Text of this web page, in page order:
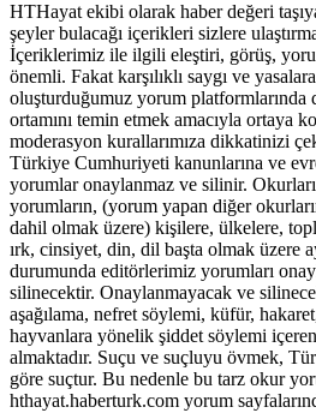
HTHayat ekibi olarak haber değeri
şeyler bulacağı içerikleri sizlere
İçeriklerimiz ile ilgili eleştiri, görüş,
önemli. Fakat karşılıklı saygı ve
oluşturduğumuz yorum platformlarında
ortamını temin etmek amacıyla ortaya
moderasyon kurallarımıza dikkatinizi
Türkiye Cumhuriyeti kanunlarına ve
yorumlar onaylanmaz ve silinir.
yorumların, (yorum yapan diğer
dahil olmak üzere) kişilere, ülkelere,
ırk, cinsiyet, din, dil başta olmak üzere
durumunda editörlerimiz yorumları
silinecektir. Onaylanmayacak ve
aşağılama, nefret söylemi, küfür,
hayvanlara yönelik şiddet söylemi
almaktadır. Suçu ve suçluyu övmek,
göre suçtur. Bu nedenle bu tarz okur
hthayat.haberturk.com yorum